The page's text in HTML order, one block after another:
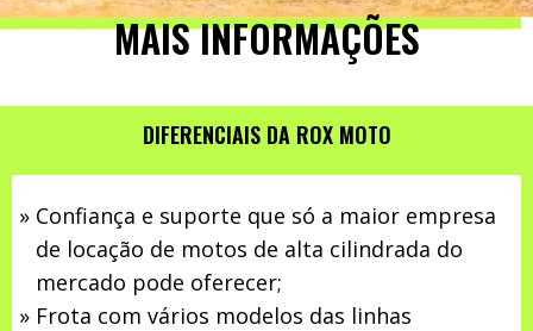
MAIS INFORMAÇÕES
DIFERENCIAIS DA ROX MOTO
Confiança e suporte que só a maior empresa
de locação de motos de alta cilindrada do
mercado pode oferecer;
Frota com vários modelos das linhas